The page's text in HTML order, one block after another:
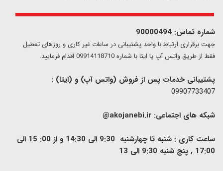
شماره تماس: 90000494
​​جهت برقراری ارتباط با واحد پشتیبانی در ساعات غیر کاری و روزهای تعطیل
فقط از طریق واتس آپ یا ایتا با شماره 09914118710 اقدام فرمایید.
پشتیبانی خدمات پس از فروش (واتس آپ) و (ایتا) :
09907733407
شبکه های اجتماعی: akojanebi.ir@
ساعت کاری : شنبه تا چهارشنبه 9:30 الی 14:30 و از 00: 15 الی
17:00 , پنج شنبه 9:30 الی 13